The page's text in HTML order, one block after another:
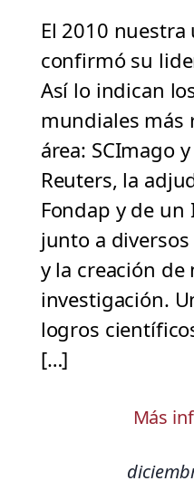
El 2010
confirmó su
Así lo indican
mundiales más
área: SCImago
Reuters, la
Fondap y de
junto a
y la creación de
investigación.
logros
[…]
Más